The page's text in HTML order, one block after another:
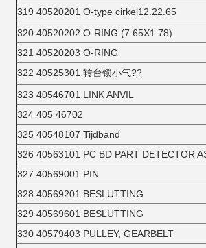
319 40520201 O-type cirkel12.22.65
320 40520202 O-RING (7.65X1.78)
321 40520203 O-RING
322 40525301 转台锁小气??
323 40546701 LINK ANVIL
324 405 46702
325 40548107 Tijdband
326 40563101 PC BD PART DETECTOR
327 40569001 PIN
328 40569201 BESLUTTING
329 40569601 BESLUTTING
330 40579403 PULLEY, GEARBELT